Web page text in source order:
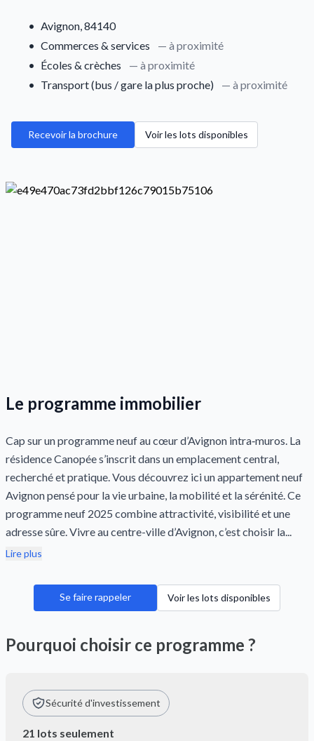
• Avignon, 84140
• Commerces & services
— à proximité
• Écoles & crèches
— à proximité
• Transport (bus / gare la plus proche) — à proximité
Recevoir la brochure Voir les lots disponibles
Le programme immobilier
Cap sur un programme neuf au cœur d’Avignon intra‑muros. La
résidence Canopée s’inscrit dans un emplacement central,
recherché et pratique. Vous découvrez ici un appartement neuf
Avignon pensé pour la vie urbaine, la mobilité et la sérénité. Ce
programme neuf 2025 combine attractivité, visibilité et une
adresse sûre. Vivre au centre-ville d’Avignon, c’est choisir la...
Lire plus
Se faire rappeler Voir les lots disponibles
Pourquoi choisir ce programme ?
Sécurité d'investissement
21 lots seulement